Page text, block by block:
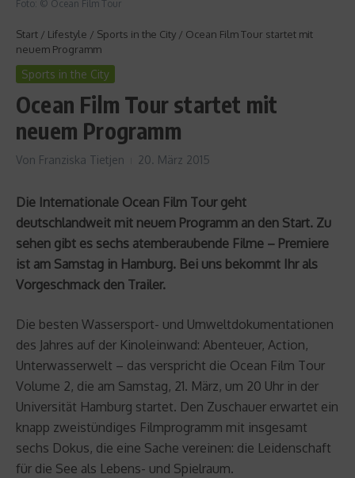
Foto: © Ocean Film Tour
Start / Lifestyle / Sports in the City / Ocean Film Tour startet mit
neuem Programm
Sports in the City
Ocean Film Tour startet mit
neuem Programm
Von Franziska Tietjen 20. März 2015
Die Internationale Ocean Film Tour geht
deutschlandweit mit neuem Programm an den Start. Zu
sehen gibt es sechs atemberaubende Filme – Premiere
ist am Samstag in Hamburg. Bei uns bekommt Ihr als
Vorgeschmack den Trailer.
Die besten Wassersport- und Umweltdokumentationen
des Jahres auf der Kinoleinwand: Abenteuer, Action,
Unterwasserwelt – das verspricht die Ocean Film Tour
Volume 2, die am Samstag, 21. März, um 20 Uhr in der
Universität Hamburg startet. Den Zuschauer erwartet ein
knapp zweistündiges Filmprogramm mit insgesamt
sechs Dokus, die eine Sache vereinen: die Leidenschaft
für die See als Lebens- und Spielraum.